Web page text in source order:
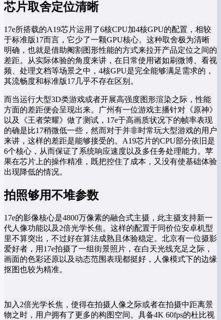
芯片取舍定位清晰
17e所搭载的A19芯片运用了6核CPU加4核GPU的配置，相较
于标准版17而言，它少了一颗GPU核心。这种取舍极为清晰
明确，也就是借助阉割图形性能的方式来拉开产品定位之间的
差距。从实际体验的角度来讲，在日常使用诸如刷微博、看视
频、处理文档等场景之中，4核GPU是完全能够满足需求的，
其流畅度和标准版17几乎不存在区别。
而当运行大型3D类游戏或者开展高强度图形渲染之际，性能
方面的差距便会呈现出来。广州有一位游戏主播针对《原神》
以及《王者荣耀》做了测试，17e于高画质状况下的帧率表现
的确是比17稍微低一些，然而对于并非时常玩大型游戏的用户
来讲，这样的差距是能够接受的。A19芯片的CPU部分依旧是
6个核心，从而保证了系统响应速度以及多任务处理能力。苹
果在芯片上的操作精准，既把控住了成本，又没有使基础体验
出现降低的情况。
拍照够用不堆参数
17e的影像核心是4800万像素的融合式主摄，此主摄支持新一
代人像功能以及2倍光学长焦。这样的配置于同价位安卓机型
里不算突出，不过好在算法成熟且体验稳定。北京有一位摄影
爱好者，用17e拍摄了一组街景照片，在白天光线充足之际，
画面的色彩还原以及动态范围表现都挺好，人像模式下的边缘
抠图也较为精准。
加入2倍光学长焦，使得在拍摄人像之际或者在拍摄中距离景
物之时，用户拥有了更多的构图空间。具备4K 60fps的杜比视